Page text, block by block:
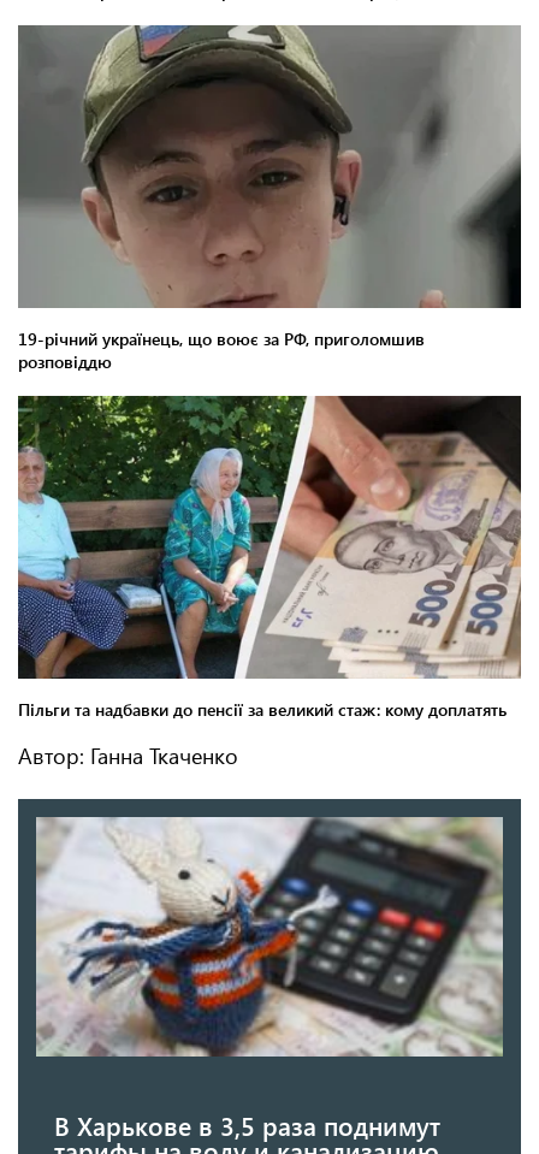
Автор: Ганна Ткаченко
В Харькове в 3,5 раза поднимут